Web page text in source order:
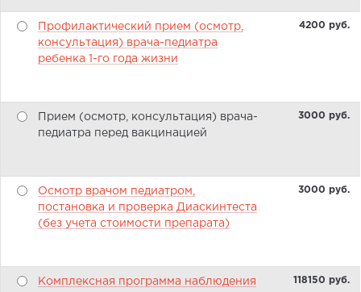
Профилактический прием (осмотр,
консультация) врача-педиатра
ребенка 1-го года жизни
4200 pуб.
Прием (осмотр, консультация) врача-
педиатра перед вакцинацией
3000 pуб.
Осмотр врачом педиатром,
постановка и проверка Диаскинтеста
(без учета стоимости препарата)
3000 pуб.
Комплексная программа наблюдения
118150 pуб.